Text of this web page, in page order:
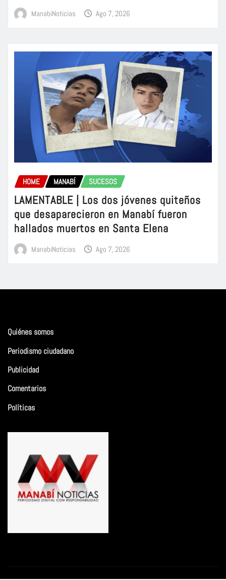
ManabiNoticias Ago 7, 2026
HOME MANABÍ SUCESOS
LAMENTABLE | Los dos jóvenes quiteños
que desaparecieron en Manabí fueron
hallados muertos en Santa Elena
ManabiNoticias Ago 7, 2026
Quiénes somos
Periodismo ciudadano
Publicidad
Comentarios
Políticas